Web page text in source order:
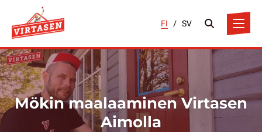
FI / SV
Mökin maalaaminen Virtasen
Aimolla